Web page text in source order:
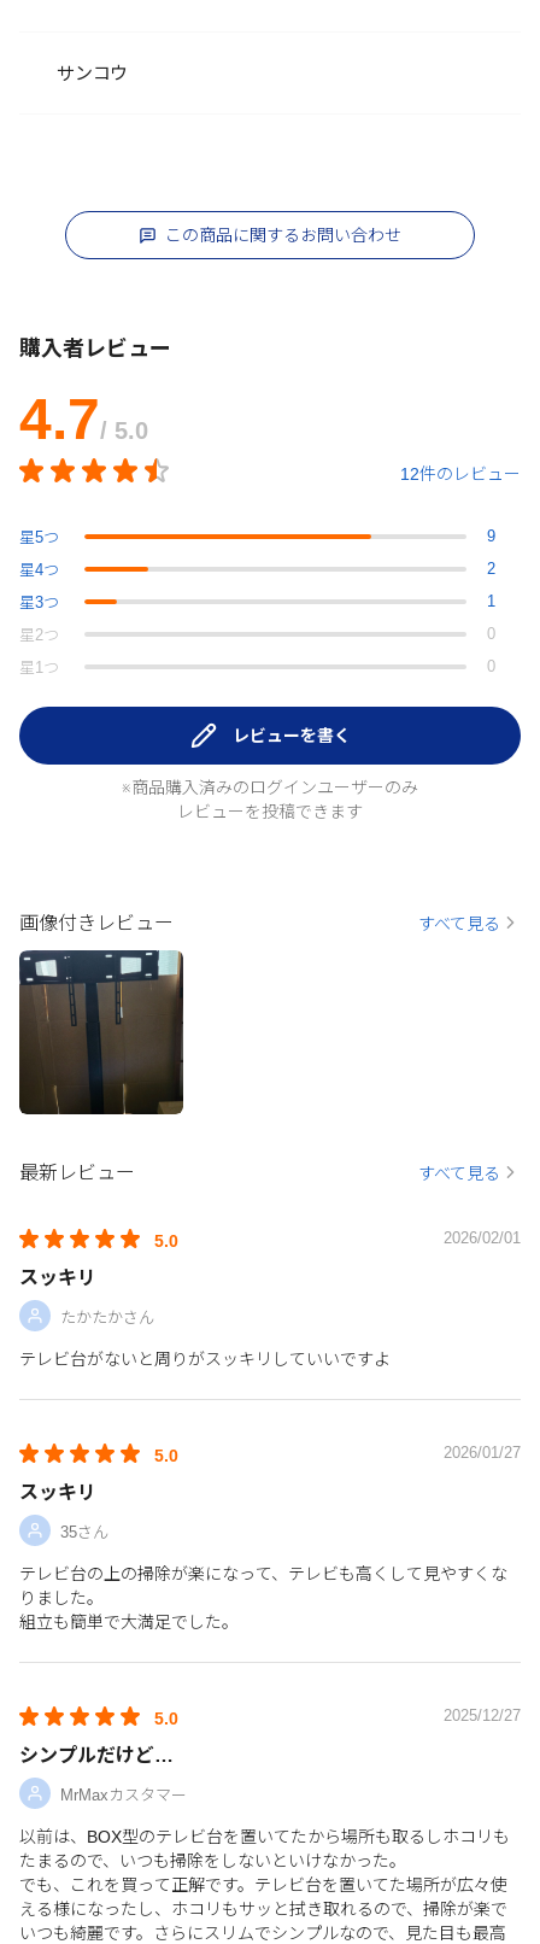
サンコウ
この商品に関するお問い合わせ
購入者レビュー
4.7/ 5.0
12件のレビュー
星5つ
9
星4つ
2
星3つ
1
星 2つ
0
星 1つ 0
レビューを書く
※商品購入済みのログインユーザーのみ
レビューを投稿できます
画像付きレビュー すべて見る
最新レビュー すべて見る
5.0 2026/02/01
スッキリ
たかたかさん
テレビ台がないと周りがスッキリしていいですよ
5.0 2026/01/27
スッキリ
35さん
テレビ台の上の掃除が楽になって、テレビも高くして見やすくな
りました。
組立も簡単で大満足でした。
5.0 2025/12/27
シンプルだけど…
MrMaxカスタマー
以前は、BOX型のテレビ台を置いてたから場所も取るしホコリも
たまるので、いつも掃除をしないといけなかった。
でも、これを買って正解です。テレビ台を置いてた場所が広々使
える様になったし、ホコリもサッと拭き取れるので、掃除が楽で
いつも綺麗です。さらにスリムでシンプルなので、見た目も最高